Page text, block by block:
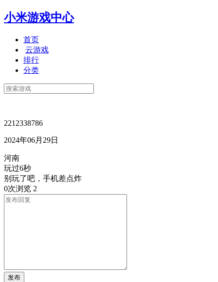
小米游戏中心
首页
云游戏
排行
分类
2212338786
2024年06月29日
河南
玩过6秒
别玩了吧，手机差点炸
0次浏览 2
发布